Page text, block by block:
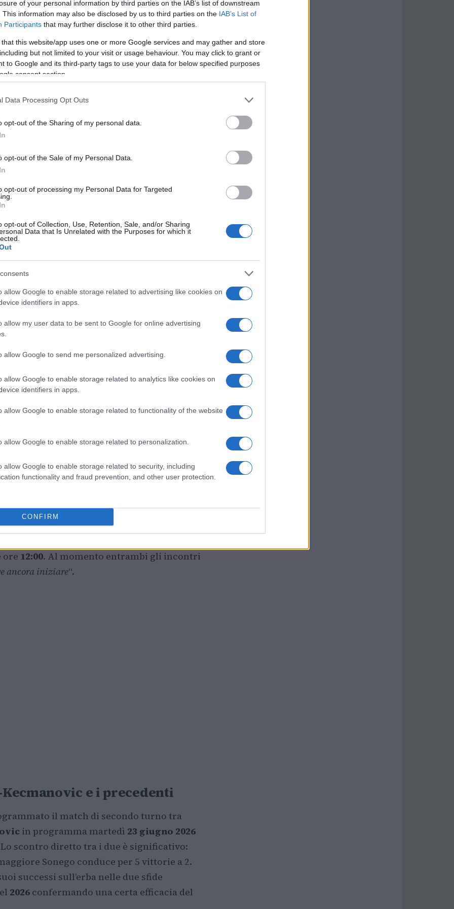
of your personal information by third parties on the IAB’s list of downstream
This information may also be disclosed by us to third parties on the IAB’s List of
Participants that may further disclose it to other third parties.
that this website/app uses one or more Google services and may gather and store
but not limited to your visit or usage behaviour. You may click to grant or
to Google and its third-party tags to use your data for below specified purposes
consent section.
Data Processing Opt Outs
opt-out of the Sharing of my personal data.
opt-out of the Sale of my Personal Data.
opt-out of processing my Personal Data for Targeted
opt-out of Collection, Use, Retention, Sale, and/or Sharing
Data that Is Unrelated with the Purposes for which it
allow Google to enable storage related to advertising like cookies on
identifiers in apps.
allow my user data to be sent to Google for online advertising
allow Google to send me personalized advertising.
allow Google to enable storage related to analytics like cookies on
identifiers in apps.
allow Google to enable storage related to functionality of the website
allow Google to enable storage related to personalization.
allow Google to enable storage related to security, including
functionality and fraud prevention, and other user protection.
CONFIRM
ePlovdivcon gli orari pubblicati e i dati
lo prevedono.
precisi, lo stato dei match (quando noto)
il confronto traLorenzo Sonegoe
l’atteso incontro a Maiorca. Dove
deve ancora iniziare” per indicare gli
a Wimbledon
Gli abbinamenti e gli orari
alle ore 12:00Inglis
Stefanini(2° incontro) alle ore12:00e
ore
ePigatoalle ore 11:00. Per tutti questi
e gli altri azzurri
d’erba, spicca la convocazione diMattia
il franceseHumbertin un match di primo
ore 12:00. Al momento entrambi gli incontri
ancora iniziare“.
Kecmanovic e i precedenti
il match di secondo turno tra
in programma martedì 23 giugno 2026
scontro diretto tra i due è significativo:
Sonego conduce per 5 vittorie a 2.
successi sull’erba nelle due sfide
2026 confermando una certa efficacia del